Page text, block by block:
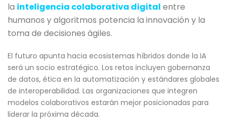
la inteligencia colaborativa digital entre
humanos y algoritmos potencia la innovación y la
toma de decisiones ágiles.
El futuro apunta hacia ecosistemas híbridos donde la IA
será un socio estratégico. Los retos incluyen gobernanza
de datos, ética en la automatización y estándares globales
de interoperabilidad. Las organizaciones que integren
modelos colaborativos estarán mejor posicionadas para
liderar la próxima década.